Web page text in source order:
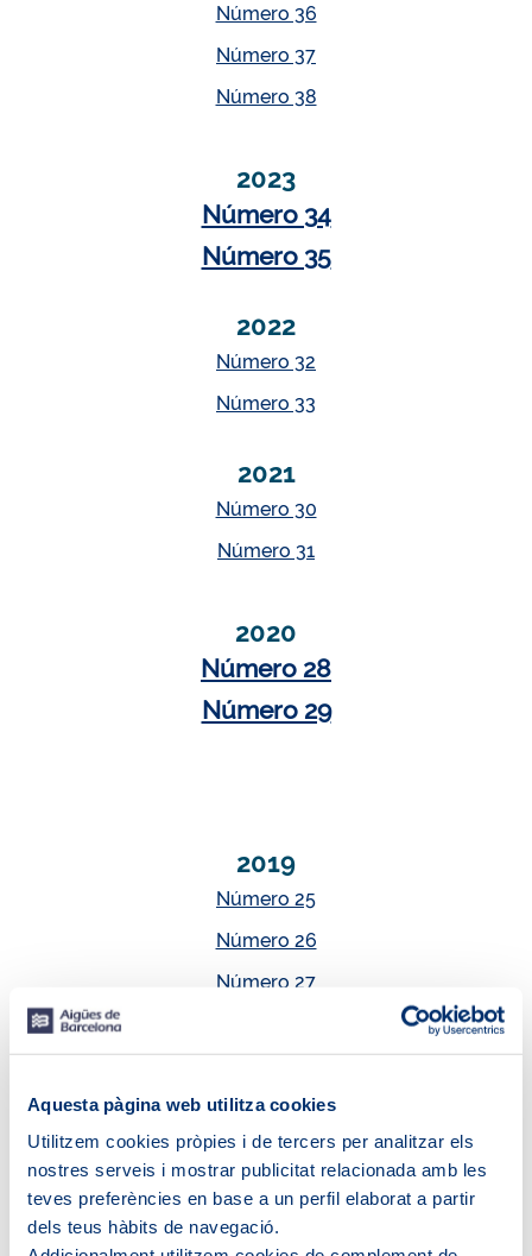
Aquesta pàgina web utilitza cookies
Utilitzem cookies pròpies i de tercers per analitzar els
nostres serveis i mostrar publicitat relacionada amb les
teves preferències en base a un perfil elaborat a partir
dels teus hàbits de navegació.
Número 36
Número 37
Número 38
2023
Número 34
Número 35
2022
Número 32
Número 33
2021
Número 30
Número 31
2020
Número 28
Número 29
2019
Número 25
Número 26
Número 27
2018
Número 21
Número 22
Número 23